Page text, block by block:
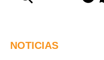
NOTICIAS